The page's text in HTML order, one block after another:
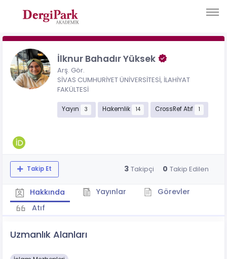
İlknur Bahadır Yüksek
Arş. Gör.
SİVAS CUMHURİYET ÜNİVERSİTESİ, İLAHİYAT
FAKÜLTESİ
Yayın 3 Hakemlik 14 CrossRef Atıf 1
Takip Et 3 Takipçi 0 Takip Edilen
Hakkında Yayınlar
Görevler
Atıf
Uzmanlık Alanları